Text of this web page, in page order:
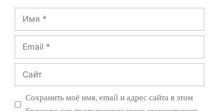
Имя
Email
Сайт
Сохранить моё имя, email и адрес сайта в этом